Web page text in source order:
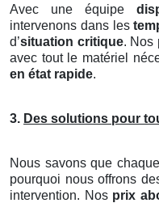
Avec une équipe
intervenons dans les
d’situation critique. Nos
avec tout le matériel
en état rapide.
3. Des solutions pour
Nous savons que chaque
pourquoi nous offrons
intervention. Nos prix